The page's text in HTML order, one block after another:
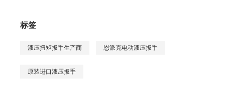
标签
液压扭矩扳手生产商 恩派克电动液压扳手
原装进口液压扳手